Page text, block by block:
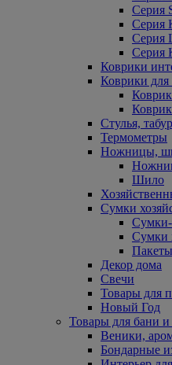
Серия
Серия
Серия
Серия
Коврики
Коврики
Стулья,
Термометры
Ножницы,
Шило
Сумки
Сумки
Декор дома
Свечи
Товары для
Новый Год
Товары для бани и
Веники,
Бондарные